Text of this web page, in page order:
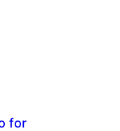
for